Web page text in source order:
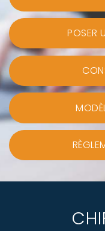
POSER